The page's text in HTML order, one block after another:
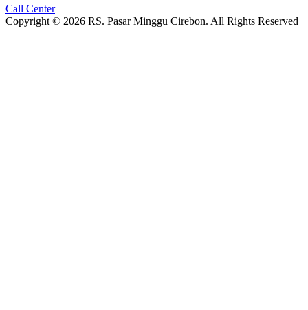
Call Center
Copyright © 2026 RS. Pasar Minggu Cirebon. All Rights Reserved